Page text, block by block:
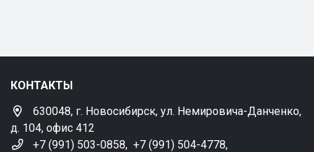
КОНТАКТЫ
630048, г. Новосибирск, ул. Немировича-Данченко,
д. 104, офис 412
+7 (991) 503-0858, +7 (991) 504-4778,